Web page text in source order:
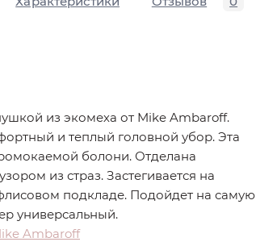
из экомеха от Mike Ambaroff.
и теплый головной убор. Эта
болони. Отделана
из страз. Застегивается на
подкладе. Подойдет на самую
универсальный.
Ambaroff